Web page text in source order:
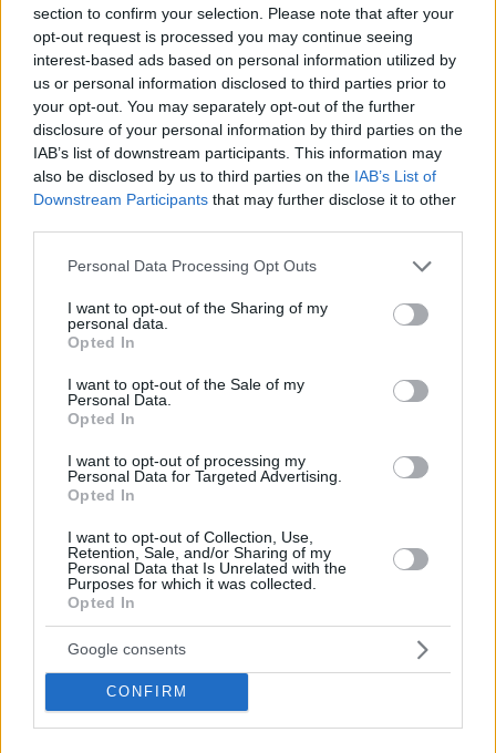
section to confirm your selection. Please note that after your
opt-out request is processed you may continue seeing
interest-based ads based on personal information utilized by
us or personal information disclosed to third parties prior to
your opt-out. You may separately opt-out of the further
disclosure of your personal information by third parties on the
IAB’s list of downstream participants. This information may
also be disclosed by us to third parties on the IAB’s List of
Downstream Participants that may further disclose it to other
Please note that this website/app uses one or more Google
not limited to your visit or usage behaviour. You may click to
grant or deny consent to Google and its third-party tags to
use your data for below specified purposes in below Google
consent section.
Personal Data Processing Opt Outs
I want to opt-out of the Sharing of my
personal data.
Opted In
I want to opt-out of the Sale of my
Personal Data.
Opted In
I want to opt-out of processing my
Personal Data for Targeted Advertising.
Opted In
I want to opt-out of Collection, Use,
Retention, Sale, and/or Sharing of my
Personal Data that Is Unrelated with the
Purposes for which it was collected.
Opted In
Google consents
CONFIRM
βρέφος γιατί δεν βρέθηκε εναέριο μέσο
Οι γιατροί προχώρησαν σε καισαρική τομή, αλλά δεν
πρόωρο
26.04.2023, 20:52 30